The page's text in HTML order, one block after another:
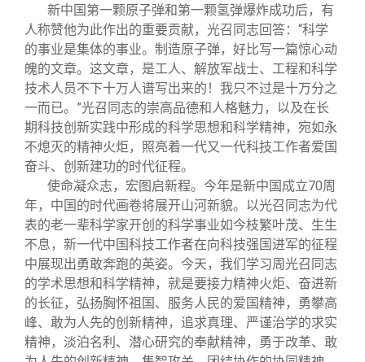
新中国第一颗原子弹和第一颗氢弹爆炸成功后，有
人称赞他为此作出的重要贡献，光召同志回答：“科学
的事业是集体的事业。制造原子弹，好比写一篇惊心动
魄的文章。这文章，是工人、解放军战士、工程和科学
技术人员不下十万人谱写出来的！我只不过是十万分之
一而已。”光召同志的崇高品德和人格魅力，以及在长
期科技创新实践中形成的科学思想和科学精神，宛如永
不熄灭的精神火炬，照亮着一代又一代科技工作者爱国
奋斗、创新建功的时代征程。
使命凝众志，宏图启新程。今年是新中国成立70周
年，中国的时代画卷将展开山河新貌。以光召同志为代
表的老一辈科学家开创的科学事业如今枝繁叶茂、生生
不息，新一代中国科技工作者在向科技强国进军的征程
中展现出勇敢奔跑的英姿。今天，我们学习周光召同志
的学术思想和科学精神，就是要接力精神火炬、奋进新
的长征，弘扬胸怀祖国、服务人民的爱国精神，勇攀高
峰、敢为人先的创新精神，追求真理、严谨治学的求实
精神，淡泊名利、潜心研究的奉献精神，勇于改革、敢